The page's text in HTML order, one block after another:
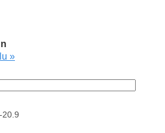
»
20.9